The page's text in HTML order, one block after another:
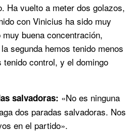
Ha vuelto a meter dos golazos,
con Vinicius ha sido muy
buena concentración,
segunda hemos tenido menos
control, y el domingo
salvadoras: «No es ninguna
dos paradas salvadoras. Nos
en el partido».